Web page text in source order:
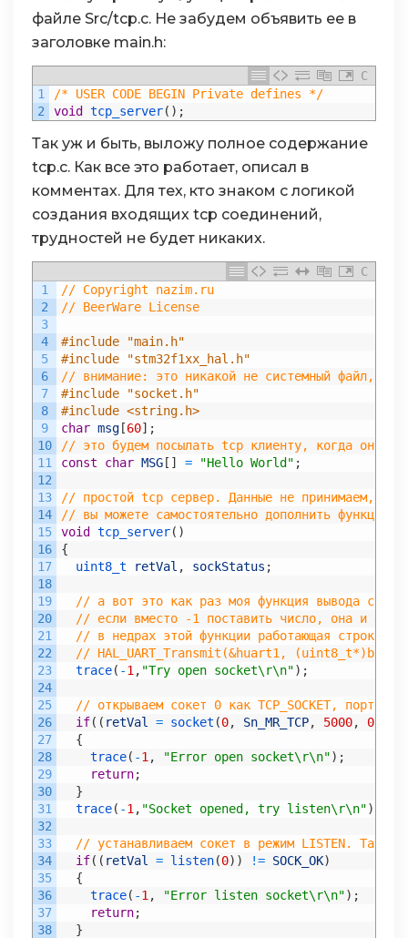
файле Src/tcp.c. Не забудем объявить ее в
заголовке main.h:
C
1
2
/* USER CODE BEGIN Private defines */
void tcp_server( ) ;
Так уж и быть, выложу полное содержание
tcp.c. Как все это работает, описал в
комментах. Для тех, кто знаком с логикой
создания входящих tcp соединений,
трудностей не будет никаких.
C
1
2
3
4
5
6
7
8
9
10
11
12
13
14
15
16
17
18
19
20
21
22
23
24
25
26
27
28
29
30
31
32
33
34
35
36
37
38
// Copyright nazim.ru
// BeerWare License
#include "main.h"
#include "stm32f1xx_hal.h"
// внимание: это никакой не системный файл, а
#include "socket.h"
#include <string.h>
char msg[60] ;
// это будем посылать tcp клиенту, когда он к
const
char MSG[ ] = "Hello World" ;
// простой tcp сервер. Данные не принимаем,
// вы можете самостоятельно дополнить функцию
void tcp_server( )
{
uint8_t
retVal , sockStatus ;
// а вот это как раз моя функция вывода
// если вместо -1 поставить число, она и его
// в недрах этой функции работающая строка
// HAL_UART_Transmit(&huart1,
trace( -1 , "Try open socket\r\n") ;
// открываем сокет 0 как TCP_SOCKET, порт
if( ( retVal = socket (0, Sn_MR_TCP, 5000, 0
{
trace( -1 , "Error open socket\r\n") ;
return;
}
trace( -1 , "Socket opened, try listen\r\n")
// устанавливаем сокет в режим LISTEN. Так
if( ( retVal = listen(0) ) != SOCK_OK)
{
trace( -1 , "Error listen socket\r\n") ;
return;
}